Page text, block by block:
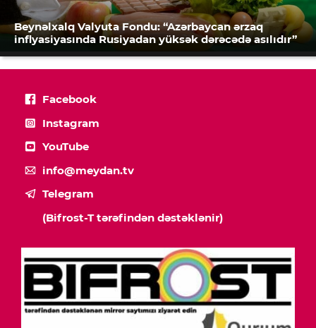
Beynəlxalq Valyuta Fondu: “Azərbaycan ərzaq
inflyasiyasında Rusiyadan yüksək dərəcədə asılıdır”
Facebook
Instagram
YouTube
info@meydan.tv
Telegram
(Bifrost-T tərəfindən dəstəklənir)